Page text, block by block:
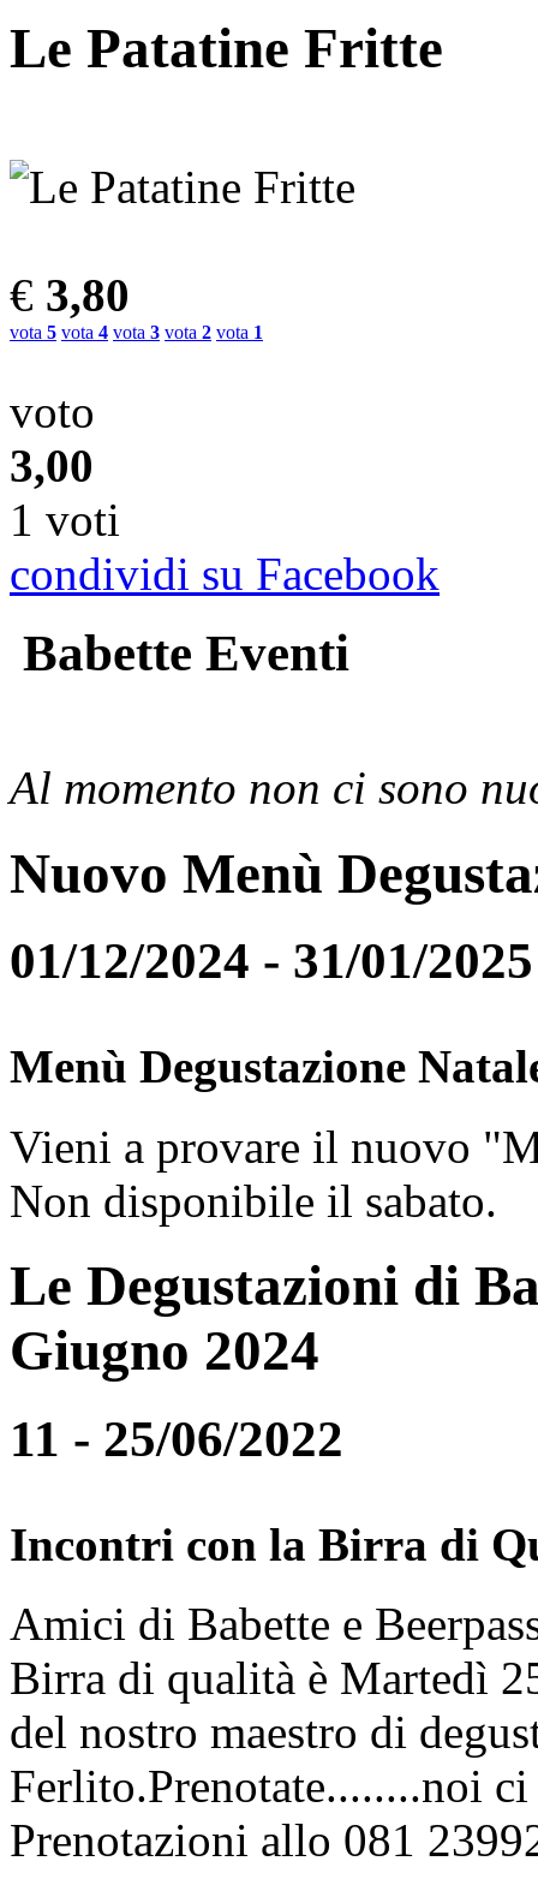
Le Patatine Fritte
€ 3,80
vota 5 vota 4 vota 3 vota 2 vota 1
voto
3,00
1 voti
condividi su Facebook
Babette Eventi
Al momento non ci sono
Nuovo Menù
01/12/2024 - 31/01/2025
Menù Degustazione
Vieni a provare il nuovo
Non disponibile il sabato.
Le Degustazioni di
Giugno 2024
11 - 25/06/2022
Incontri con la Birra di
Amici di Babette e
Birra di qualità è Martedì
del nostro maestro di
Ferlito.Prenotate........noi
Prenotazioni allo 081